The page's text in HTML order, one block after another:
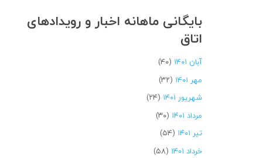
بایگانی ماهانه اخبار و رویدادهای
اتاق
آبان ۱۴۰۱
(۴۰)
مهر ۱۴۰۱
(۳۲)
شهریور ۱۴۰۱
(۲۴)
مرداد ۱۴۰۱
(۳۰)
تیر ۱۴۰۱
(۵۴)
خرداد ۱۴۰۱
(۵۸)